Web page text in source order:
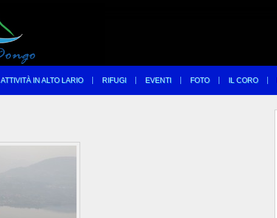
ATTIVITÀ IN ALTO LARIO RIFUGI EVENTI FOTO IL CORO